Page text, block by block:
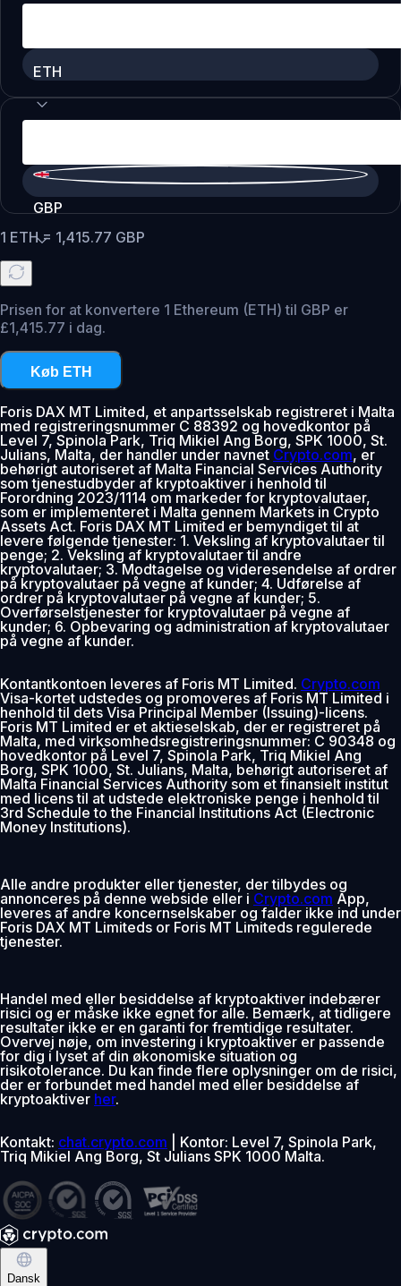
ETH
GBP
1 ETH= 1,415.77 GBP
Prisen for at konvertere 1 Ethereum (ETH) til GBP er
£1,415.77 i dag.
Køb ETH
Foris DAX MT Limited, et anpartsselskab registreret i Malta
med registreringsnummer C 88392 og hovedkontor på
Level 7, Spinola Park, Triq Mikiel Ang Borg, SPK 1000, St.
Julians, Malta, der handler under navnet Crypto.com, er
behørigt autoriseret af Malta Financial Services Authority
som tjenestudbyder af kryptoaktiver i henhold til
Forordning 2023/1114 om markeder for kryptovalutaer,
som er implementeret i Malta gennem Markets in Crypto
Assets Act. Foris DAX MT Limited er bemyndiget til at
levere følgende tjenester: 1. Veksling af kryptovalutaer til
penge; 2. Veksling af kryptovalutaer til andre
kryptovalutaer; 3. Modtagelse og videresendelse af ordrer
på kryptovalutaer på vegne af kunder; 4. Udførelse af
ordrer på kryptovalutaer på vegne af kunder; 5.
Overførselstjenester for kryptovalutaer på vegne af
kunder; 6. Opbevaring og administration af kryptovalutaer
på vegne af kunder.
Kontantkontoen leveres af Foris MT Limited. Crypto.com
Visa-kortet udstedes og promoveres af Foris MT Limited i
henhold til dets Visa Principal Member (Issuing)-licens.
Foris MT Limited er et aktieselskab, der er registreret på
Malta, med virksomhedsregistreringsnummer: C 90348 og
hovedkontor på Level 7, Spinola Park, Triq Mikiel Ang
Borg, SPK 1000, St. Julians, Malta, behørigt autoriseret af
Malta Financial Services Authority som et finansielt institut
med licens til at udstede elektroniske penge i henhold til
3rd Schedule to the Financial Institutions Act (Electronic
Money Institutions).
Alle andre produkter eller tjenester, der tilbydes og
annonceres på denne webside eller i Crypto.com App,
leveres af andre koncernselskaber og falder ikke ind under
Foris DAX MT Limiteds or Foris MT Limiteds regulerede
tjenester.
Handel med eller besiddelse af kryptoaktiver indebærer
risici og er måske ikke egnet for alle. Bemærk, at tidligere
resultater ikke er en garanti for fremtidige resultater.
Overvej nøje, om investering i kryptoaktiver er passende
for dig i lyset af din økonomiske situation og
risikotolerance. Du kan finde flere oplysninger om de risici,
der er forbundet med handel med eller besiddelse af
kryptoaktiver her.
Kontakt: chat.crypto.com | Kontor: Level 7, Spinola Park,
Triq Mikiel Ang Borg, St Julians SPK 1000 Malta.
Dansk